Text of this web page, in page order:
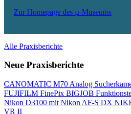
Zur Homepage des µ-Museums
Alle Praxisberichte
Neue Praxisberichte
CANOMATIC M70 Analog
FUJIFILM FinePix BIGJOB
Nikon D3100 mit Nikon AF-S DX
VR II